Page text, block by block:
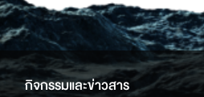
กิจกรรมและข่าวสาร